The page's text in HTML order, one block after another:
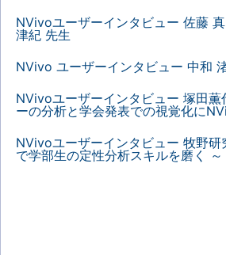
NVivoユーザーインタビュー 佐藤
津紀 先生
NVivo ユーザーインタビュー 中和
NVivoユーザーインタビュー 塚田
ーの分析と学会発表での視覚化に
NVivoユーザーインタビュー 牧野
で学部生の定性分析スキルを磨く ～